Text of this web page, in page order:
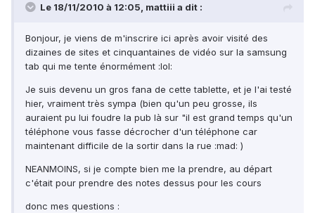
Le 18/11/2010 à 12:05, mattiii a dit :
Bonjour, je viens de m'inscrire ici après avoir visité des
dizaines de sites et cinquantaines de vidéo sur la samsung
tab qui me tente énormément :lol:
Je suis devenu un gros fana de cette tablette, et je l'ai testé
hier, vraiment très sympa (bien qu'un peu grosse, ils
auraient pu lui foudre la pub là sur "il est grand temps qu'un
téléphone vous fasse décrocher d'un téléphone car
maintenant difficile de la sortir dans la rue :mad: )
NEANMOINS, si je compte bien me la prendre, au départ
c'était pour prendre des notes dessus pour les cours
donc mes questions :